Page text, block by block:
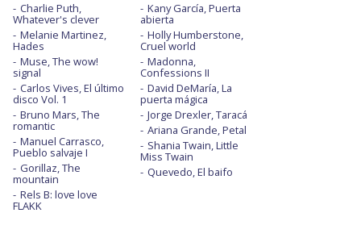
Charlie Puth,
Whatever's clever
Melanie Martinez,
Hades
Muse, The wow!
signal
Carlos Vives, El último
disco Vol. 1
Bruno Mars, The
romantic
Manuel Carrasco,
Pueblo salvaje I
Gorillaz, The
mountain
Rels B: love love
FLAKK
Kany García, Puerta
abierta
Holly Humberstone,
Cruel world
Madonna,
Confessions II
David DeMaría, La
puerta mágica
Jorge Drexler, Taracá
Ariana Grande, Petal
Shania Twain, Little
Miss Twain
Quevedo, El baifo